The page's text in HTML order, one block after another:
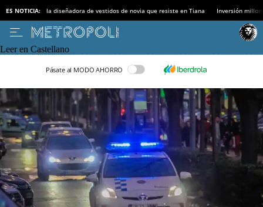
ES NOTICIA: la diseñadora de vestidos de novia que resiste en Tiana Inversión
Leer en Castellano
Pásate al MODO AHORRO